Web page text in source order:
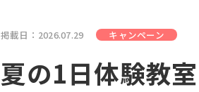
掲載日：2026.07.29 キャンペーン
夏の1日体験教